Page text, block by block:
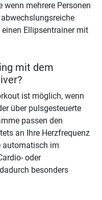
wenn mehrere Personen
Ellipsentrainer mit
mit dem
ist möglich, wenn
über pulsgesteuerte
passen den
an Ihre Herzfrequenz
automatisch im
oder
besonders